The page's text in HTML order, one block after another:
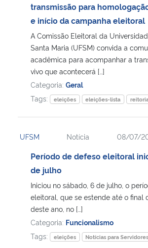
transmissão para
e início da campanha eleitoral
A Comissão Eleitoral da
Santa Maria (UFSM) convida a
acadêmica para acompanhar a
vivo que acontecerá […]
Categoria: Geral
Tags:
eleições eleições-lista
UFSM Notícia 08/07/
Período de defeso eleitoral
de julho
Iniciou no sábado, 6 de julho, o
eleitoral, que se estende até o final
deste ano, no […]
Categoria: Funcionalismo
Tags:
eleições Notícias para Servidores